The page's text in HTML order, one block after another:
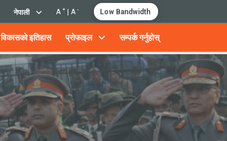
नेपाली A + | A - Low Bandwidth
विकासको इतिहास प्रोफाइल सम्पर्क गर्नुहोस्